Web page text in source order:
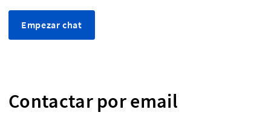
Empezar chat
Contactar por email